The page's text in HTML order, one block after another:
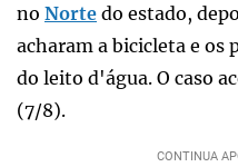
no Norte do estado,
acharam a bicicleta e os
do leito d'água. O caso
(7/8).